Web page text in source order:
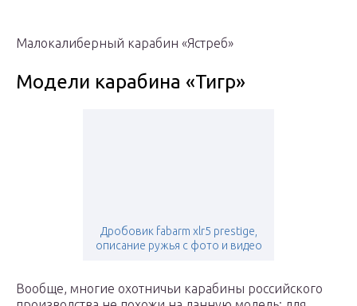
Малокалиберный карабин «Ястреб»
Модели карабина «Тигр»
Дробовик fabarm xlr5 prestige,
описание ружья с фото и видео
Вообще, многие охотничьи карабины российского